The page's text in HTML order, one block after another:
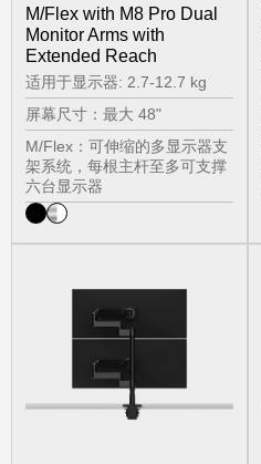
M/Flex with M8 Pro Dual
Monitor Arms with
Extended Reach
适用于显示器: 2.7-12.7 kg
屏幕尺寸：最大 48"
M/Flex：可伸缩的多显示器支
架系统，每根主杆至多可支撑
六台显示器